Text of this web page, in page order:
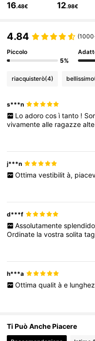
1M Follower
4.81 1M Follower
16.48€ 12.98€
4.84
Piccolo
5%
riacquisterò(4) bellissimo
s***n
Lo adoro così tanto !
vivamentealle ragazzealte
j***n
Ottima vestibilit à,
d***f
Assolutamente splendido
Ordinate lavostrasolita
h***a
Ottima qualit à e
Ti Può Anche Piacere